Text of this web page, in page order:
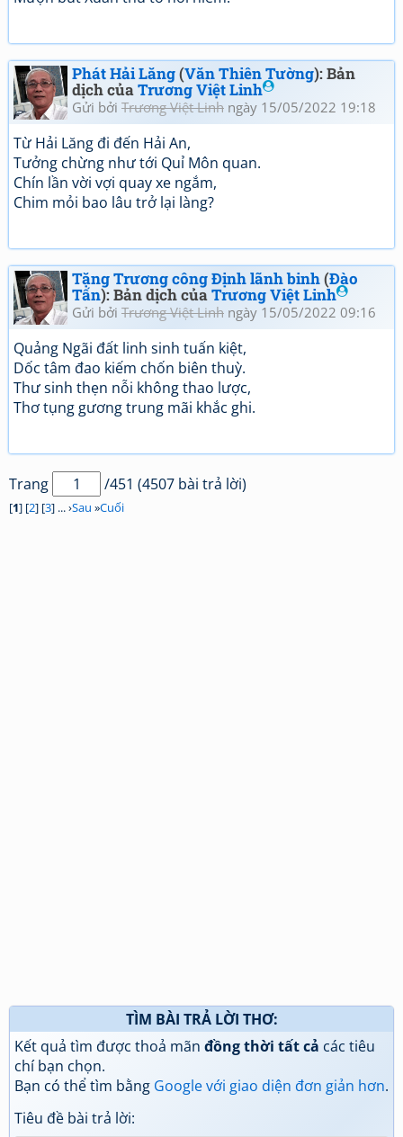
Phát Hải Lăng(Văn Thiên Tường): Bản
dịch củaTrương Việt Linh
Gửi bởi Trương Việt Linh ngày 15/05/2022 19:18
Từ Hải Lăng đi đến Hải An,
Tưởng chừng như tới Quỉ Môn quan.
Chín lần vời vợi quay xe ngắm,
Chim mỏi bao lâu trở lại làng?
Tặng Trương công Định lãnh binh(Đào
Tấn): Bản dịch củaTrương Việt Linh
Gửi bởi Trương Việt Linh ngày 15/05/2022 09:16
Quảng Ngãi đất linh sinh tuấn kiệt,
Dốc tâm đao kiếm chốn biên thuỳ.
Thư sinh thẹn nỗi không thao lược,
Thơ tụng gương trung mãi khắc ghi.
Trang /451 (4507 bài trả lời)
[1] [2] [3] ... ›Sau »Cuối
TÌM BÀI TRẢ LỜI THƠ:
Kết quả tìm được thoả mãn đồng thời tất cả các tiêu
chí bạn chọn.
Bạn có thể tìm bằng Google với giao diện đơn giản hơn.
Tiêu đề bài trả lời: